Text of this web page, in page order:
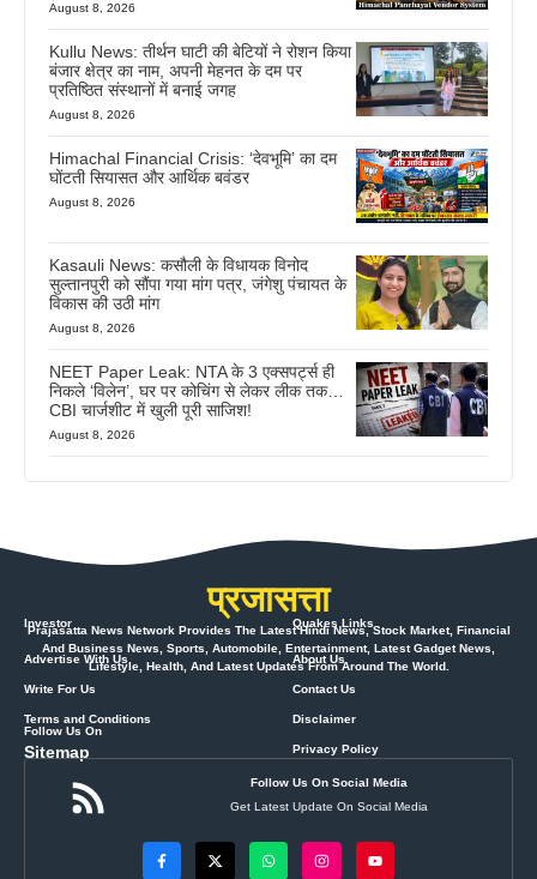
August 8, 2026
Kullu News: तीर्थन घाटी की बेटियों ने रोशन किया
बंजार क्षेत्र का नाम, अपनी मेहनत के दम पर
प्रतिष्ठित संस्थानों में बनाई जगह
August 8, 2026
Himachal Financial Crisis: ‘देवभूमि’ का दम
घोंटती सियासत और आर्थिक बवंडर
August 8, 2026
Kasauli News: कसौली के विधायक विनोद
सुल्तानपुरी को सौंपा गया मांग पत्र, जंगेशु पंचायत के
विकास की उठी मांग
August 8, 2026
NEET Paper Leak: NTA के 3 एक्सपर्ट्स ही
निकले ‘विलेन’, घर पर कोचिंग से लेकर लीक तक…
CBI चार्जशीट में खुली पूरी साजिश!
August 8, 2026
प्रजासत्ता
Prajasatta News Network Provides The Latest Hindi News, Stock Market, Financial
And Business News, Sports, Automobile, Entertainment, Latest Gadget News,
Lifestyle, Health, And Latest Updates From Around The World.
Investor
Advertise With Us
Write For Us
Terms and Conditions
Sitemap
Quakes Links
About Us
Contact Us
Disclaimer
Privacy Policy
Follow Us On
Follow Us On Social Media
Get Latest Update On Social Media